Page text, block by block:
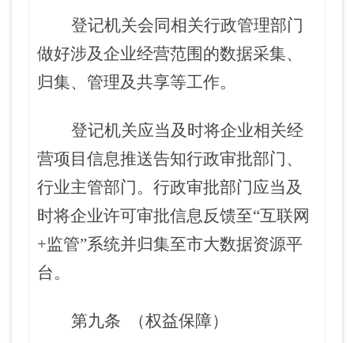
登记机关会同相关行政管理部门
做好涉及企业经营范围的数据采集、
归集、管理及共享等工作。
登记机关应当及时将企业相关经
营项目信息推送告知行政审批部门、
行业主管部门。行政审批部门应当及
时将企业许可审批信息反馈至“互联网
+监管”系统并归集至市大数据资源平
台。
第九条 （权益保障）